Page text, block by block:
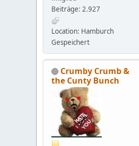
Beiträge: 2.927
Location: Hamburch
Gespeichert
Crumby Crumb &
the Cunty Bunch